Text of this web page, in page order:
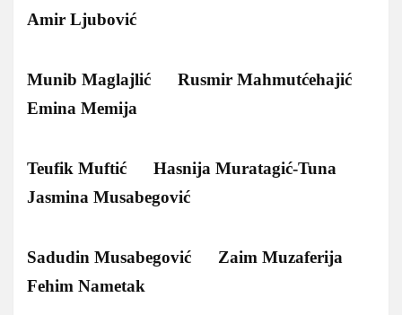
Amir Ljubović
Munib Maglajlić Rusmir Mahmutćehajić
Emina Memija
Teufik Muftić Hasnija Muratagić-Tuna
Jasmina Musabegović
Sadudin Musabegović Zaim Muzaferija
Fehim Nametak